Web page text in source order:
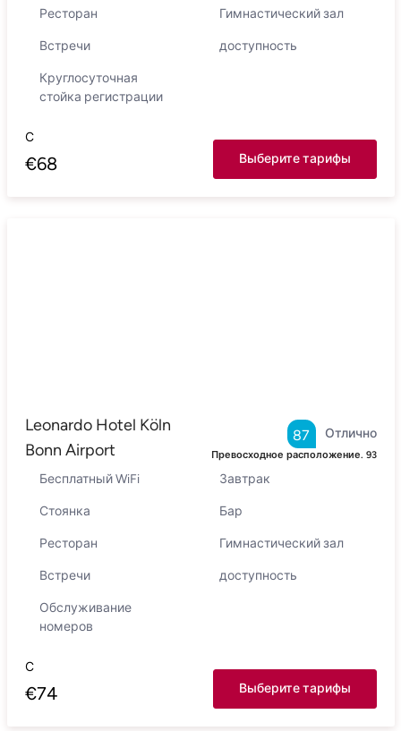
Ресторан Гимнастический зал
Встречи доступность
Круглосуточная
стойка регистрации
С
€68 Выберите тарифы
Leonardo Hotel Köln
Bonn Airport
Отлично
87
Превосходное расположение. 93
Бесплатный WiFi Завтрак
Стоянка Бар
Ресторан Гимнастический зал
Встречи доступность
Обслуживание
номеров
С
€74 Выберите тарифы